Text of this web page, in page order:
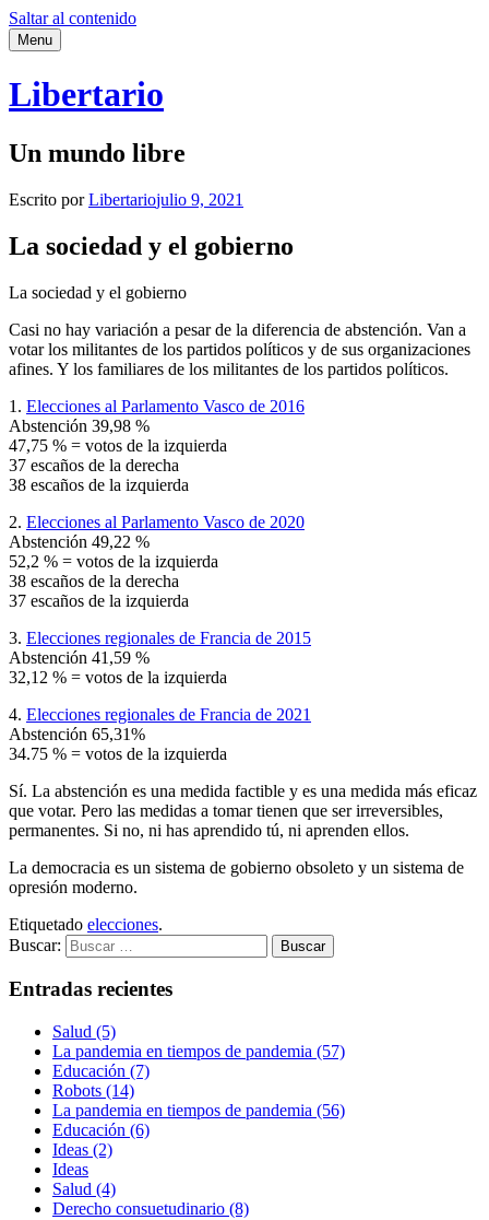
Saltar al contenido
Menu
Libertario
Un mundo libre
Escrito porLibertariojulio 9, 2021
La sociedad y el gobierno
La sociedad y el gobierno
Casi no hay variación a pesar de la diferencia de abstención. Van a
votar los militantes de los partidos políticos y de sus organizaciones
afines. Y los familiares de los militantes de los partidos políticos.
1. Elecciones al Parlamento Vasco de 2016
Abstención 39,98 %
47,75 % = votos de la izquierda
37 escaños de la derecha
38 escaños de la izquierda
2. Elecciones al Parlamento Vasco de 2020
Abstención 49,22 %
52,2 % = votos de la izquierda
38 escaños de la derecha
37 escaños de la izquierda
3. Elecciones regionales de Francia de 2015
Abstención 41,59 %
32,12 % = votos de la izquierda
4. Elecciones regionales de Francia de 2021
Abstención 65,31%
34.75 % = votos de la izquierda
Sí. La abstención es una medida factible y es una medida más eficaz
que votar. Pero las medidas a tomar tienen que ser irreversibles,
permanentes. Si no, ni has aprendido tú, ni aprenden ellos.
La democracia es un sistema de gobierno obsoleto y un sistema de
opresión moderno.
Etiquetado elecciones.
Buscar:
Entradas recientes
Salud (5)
La pandemia en tiempos de pandemia (57)
Educación (7)
Robots (14)
La pandemia en tiempos de pandemia (56)
Educación (6)
Ideas (2)
Ideas
Salud (4)
Derecho consuetudinario (8)